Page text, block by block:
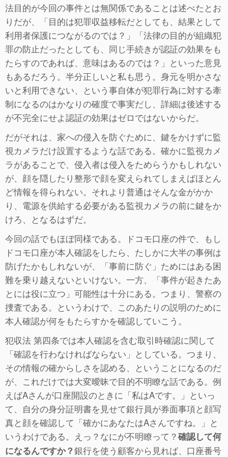
法目的が今回の事件とは無関係であることは述べたとお
りだが、「目的は犯罪収益移転だとしても、結果として
利用者保護につながるのでは？」「法律の目的が組織犯
罪の防止だったとしても、同じ手続きが認証の効果をも
たらすのであれば、意味はあるのでは？」といった意見
もあるだろう。半分正しいと私も思う。身元を明かさな
いと利用できない、という事自体が犯罪行為に対する牽
制になるのはかなりの確度で事実だし、詳細は後述する
が不完全にせよ認証の効果はゼロではないからだ。
だがそれは、家への侵入を防ぐために、鍵をかけずに監
視カメラだけ設置するような話である。確かに監視カメ
ラがあることで、侵入者は侵入をためらうかもしれない
が、顔を隠したり整形で顔を変えられてしまえばほとん
ど情報を得られない。それより普通はそんな金がかか
り、電源を供給する必要がある監視カメラの前に鍵をか
けろ、となるはずだ。
今回の話でもほぼ同様である。ドコモ口座の件で、もし
ドコモ口座が本人確認をしたら、たしかに大半の事例は
防げたかもしれないが、「事前に防ぐ」ためにはある困
難を乗り越えないといけない。一方、「事件が起きたあ
とには役に立つ」可能性は十分にある。つまり、警察の
捜査である。というわけで、このあたりの説明のために
本人確認が何をもたらすかを確認していこう。
犯収法 第四条では本人確認を含む取引時確認に関して
「確認を行わなければならない」としている。つまり、
その情報の確からしさを認める、ということになるのだ
が、これだけでは大変曖昧で目的不明瞭な話である。例
えばAさんが口座開設のときに「私はAです。」といっ
て、自分の身分証明書を見せて銀行員が券面事項と顔写
真と顔を確認して「確かにあなたはAさんですね。」と
いうわけである。えっ？なにが不明瞭って？確認して何
になるんですか？銀行を使う顧客から見れば、口座番号